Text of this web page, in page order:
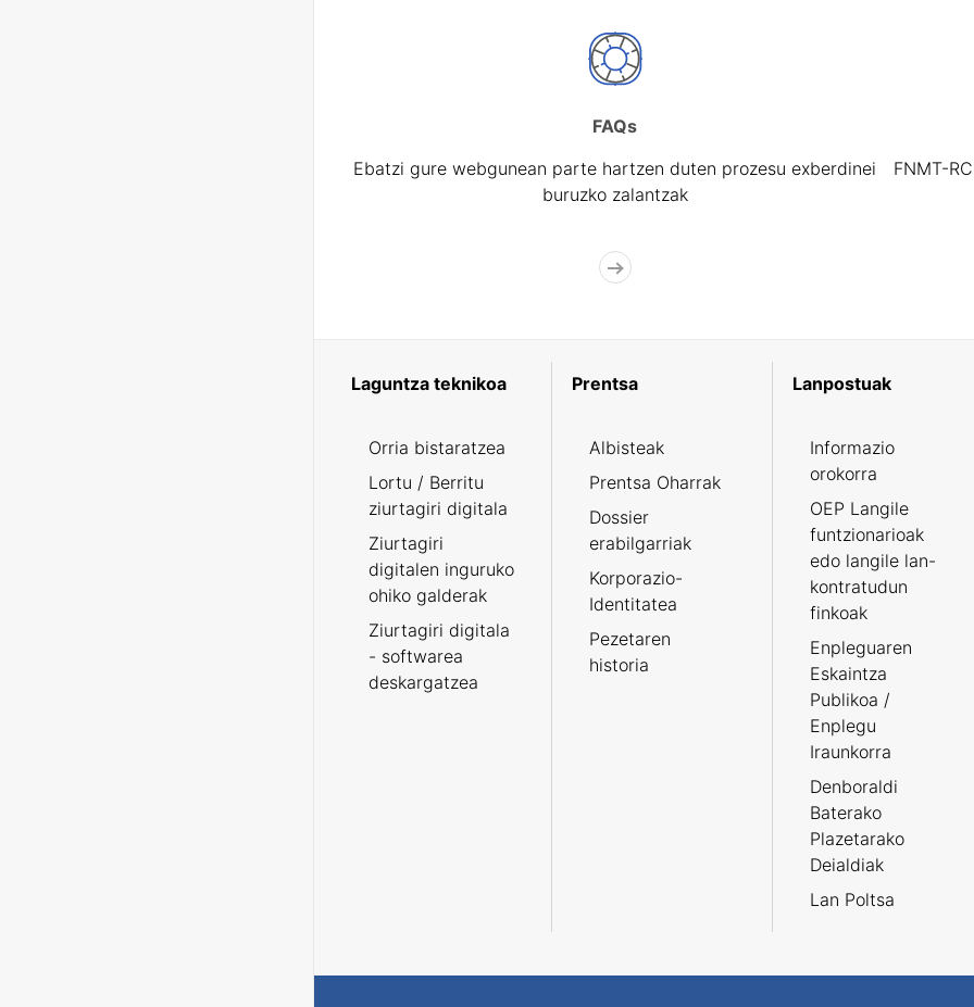
FAQs
Ebatzi gure webgunean parte hartzen duten prozesu exberdinei
buruzko zalantzak
FNMT-
Laguntza teknikoa
Orria bistaratzea
Lortu / Berritu
ziurtagiri digitala
Ziurtagiri
digitalen inguruko
ohiko galderak
Ziurtagiri digitala
- softwarea
deskargatzea
Prentsa
Albisteak
Prentsa Oharrak
Dossier
erabilgarriak
Korporazio-
Identitatea
Pezetaren
historia
Lanpostuak
Informazio
orokorra
OEP Langile
funtzionarioak
edo langile lan-
kontratudun
finkoak
Enpleguaren
Eskaintza
Publikoa /
Enplegu
Iraunkorra
Denboraldi
Baterako
Plazetarako
Deialdiak
Lan Poltsa